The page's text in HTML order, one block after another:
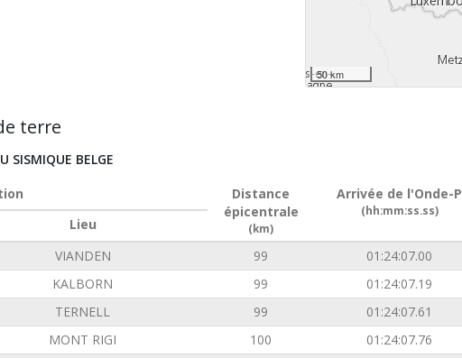
50 km
terre
SISMIQUE BELGE
Distance
épicentrale
(km)
Arrivée de l'Onde-P
(hh:mm:ss.ss)
Lieu
VIANDEN 99 01:24:07.00
KALBORN 99 01:24:07.19
TERNELL 99 01:24:07.61
MONT RIGI 100 01:24:07.76